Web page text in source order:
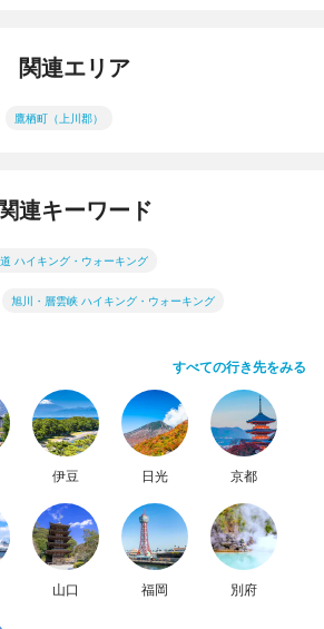
関連エリア
鷹栖町（上川郡）
連キーワード
ハイキング・ウォーキング
旭川・層雲峡 ハイキング・ウォーキング
すべての行き先をみる
伊豆 日光 京都
山口 福岡 別府